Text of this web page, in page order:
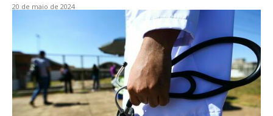
20 de maio de 2024